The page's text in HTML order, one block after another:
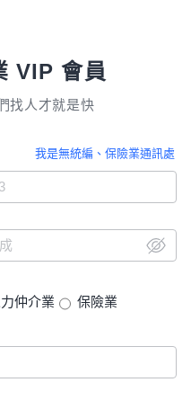
VIP 會員
找人才就是快
我是無統編、保險業通訊處
仲介業
保險業